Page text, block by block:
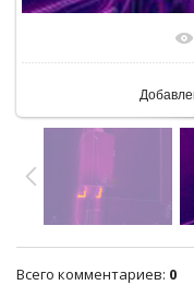
В
Всего комментариев: 0